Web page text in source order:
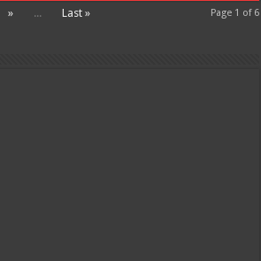
Page 1 of 6
» ... Last »